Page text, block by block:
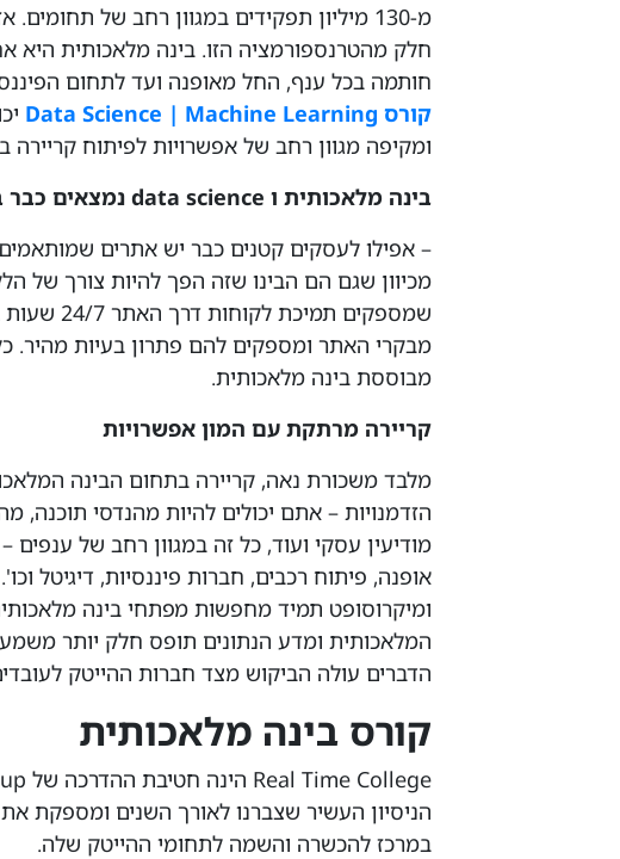
מ-130 מיליון תפקידים במגוון רחב של
חלק מהטרנספורמציה הזו. בינה מלאכותית
חותמה בכל ענף, החל מאופנה ועד לתחום
קורס Data Science | Machine Learning
ומקיפה מגוון רחב של אפשרויות לפיתוח
בינה מלאכותית ו data science נמצאים כבר בכל מקום
– אפילו לעסקים קטנים כבר יש אתרים
מכיוון שגם הם הבינו שזה הפך להיות צורך של
שמספקים
מבקרי האתר ומספקים להם פתרון בעיות מהיר.
מבוססת בינה מלאכותית.
קריירה מרתקת עם המון אפשרויות
מלבד משכורת נאה, קריירה בתחום הבינה
הזדמנויות – אתם יכולים להיות מהנדסי
מודיעין עסקי ועוד, כל זה במגוון רחב של ענפים
אופנה, פיתוח רכבים, חברות פיננסיות, דיגיטל
ומיקרוסופט תמיד מחפשות מפתחי בינה
המלאכותית ומדע הנתונים תופס חלק יותר
הדברים עולה הביקוש מצד חברות ההייטק
קורס בינה מלאכותית
הניסיון העשיר שצברנו לאורך השנים ומספקת
במרכז להכשרה והשמה לתחומי ההייטק שלה.